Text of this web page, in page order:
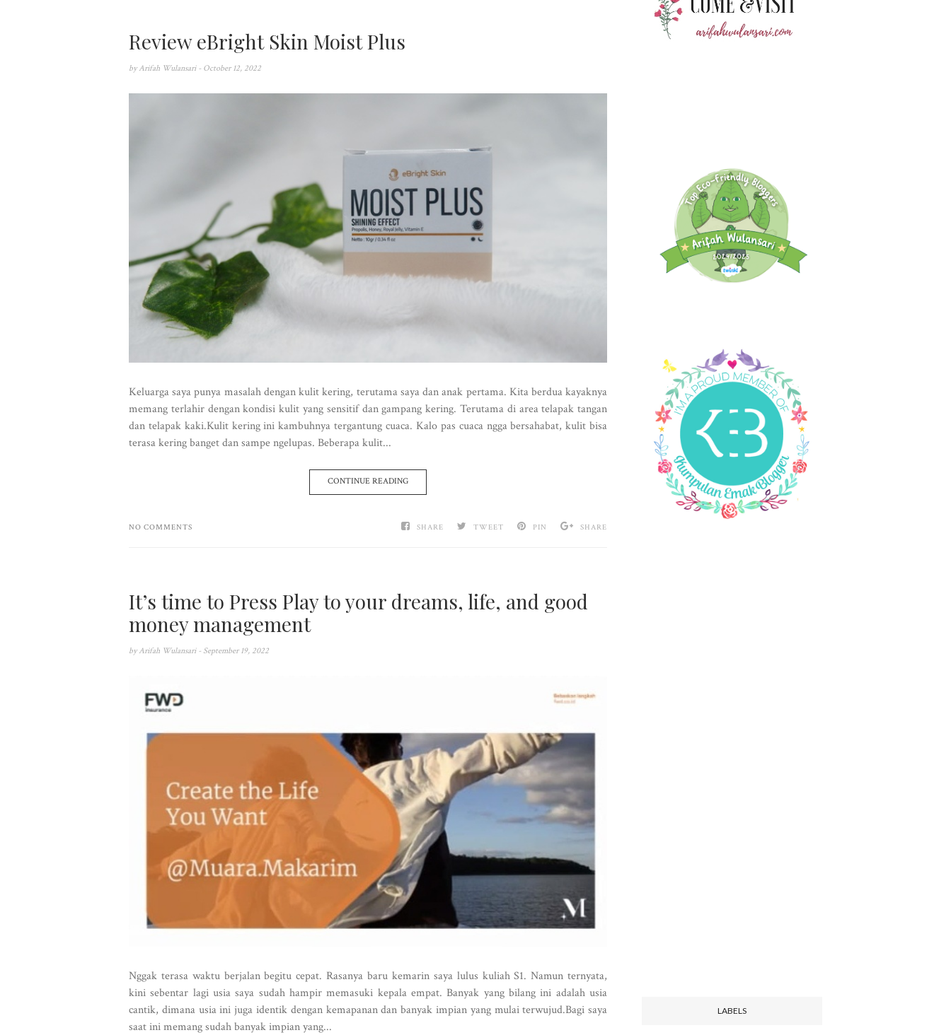
Review eBright Skin Moist Plus
by Arifah Wulansari - October 12, 2022
Keluarga saya punya masalah dengan kulit kering, terutama saya dan anak pertama. Kita berdua kayaknya
memang terlahir dengan kondisi kulit yang sensitif dan gampang kering. Terutama di area telapak tangan
dan telapak kaki.Kulit kering ini kambuhnya tergantung cuaca. Kalo pas cuaca ngga bersahabat, kulit bisa
terasa kering banget dan sampe ngelupas. Beberapa kulit...
CONTINUE READING
SHARE TWEET PIN SHARE
NO COMMENTS
It’s time to Press Play to your dreams, life, and good
money management
by Arifah Wulansari - September 19, 2022
Nggak terasa waktu berjalan begitu cepat. Rasanya baru kemarin saya lulus kuliah S1. Namun ternyata,
kini sebentar lagi usia saya sudah hampir memasuki kepala empat. Banyak yang bilang ini adalah usia
cantik, dimana usia ini juga identik dengan kemapanan dan banyak impian yang mulai terwujud.Bagi saya
saat ini memang sudah banyak impian yang...
LABELS